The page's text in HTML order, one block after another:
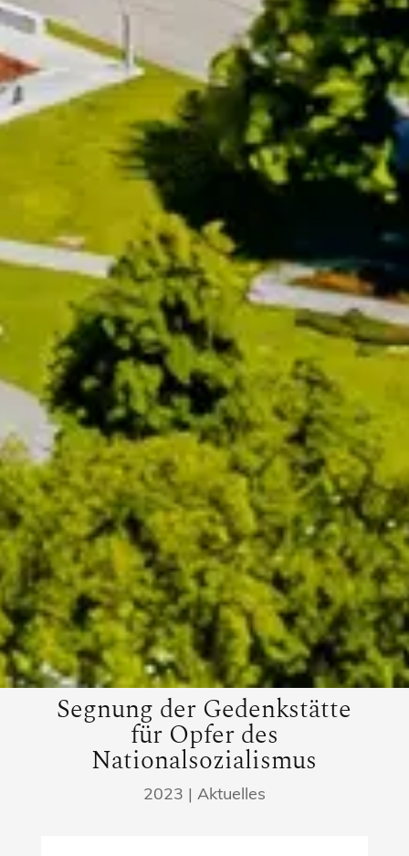
Segnung der Gedenkstätte
für Opfer des
Nationalsozialismus
2023 Aktuelles